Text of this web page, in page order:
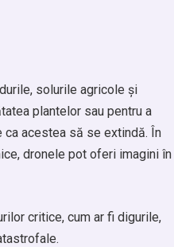
solurile agricole și
plantelor sau pentru a
ca acestea să se extindă. În
dronele pot oferi imagini în
critice, cum ar fi digurile,